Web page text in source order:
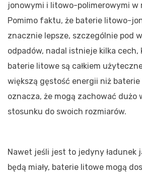
jonowymi i litowo-polimerowymi w
Pomimo faktu, że baterie litowo-
znacznie lepsze, szczególnie pod
odpadów, nadal istnieje kilka cech,
baterie litowe są całkiem
większą gęstość energii niż
oznacza, że mogą zachować dużo
stosunku do swoich rozmiarów.
Nawet jeśli jest to jedyny ładunek
będą miały, baterie litowe mogą